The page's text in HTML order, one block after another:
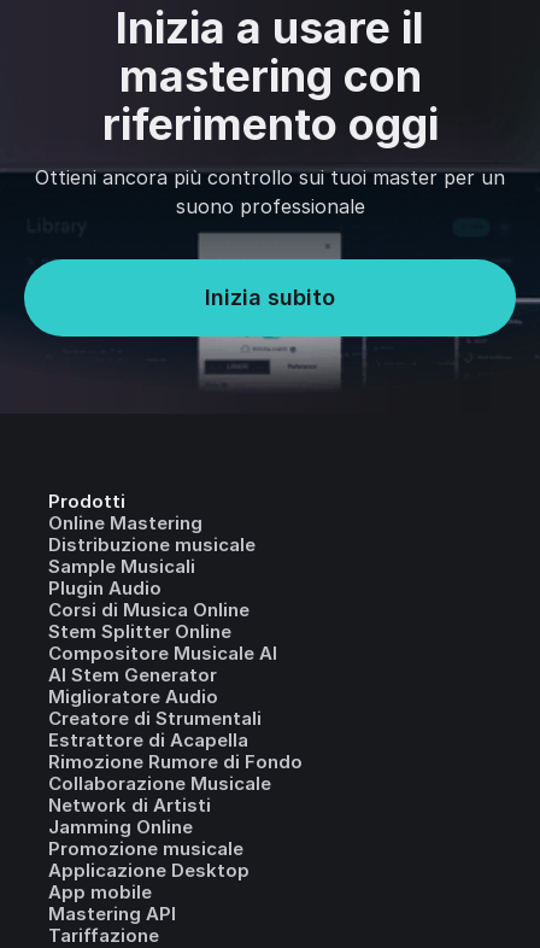
Inizia a usare il
mastering con
riferimento oggi
Ottieni ancora più controllo sui tuoi master per un
suono professionale
Inizia subito
Prodotti
Online Mastering
Distribuzione musicale
Sample Musicali
Plugin Audio
Corsi di Musica Online
Stem Splitter Online
Compositore Musicale AI
AI Stem Generator
Miglioratore Audio
Creatore di Strumentali
Estrattore di Acapella
Rimozione Rumore di Fondo
Collaborazione Musicale
Network di Artisti
Jamming Online
Promozione musicale
Applicazione Desktop
App mobile
Mastering API
Tariffazione